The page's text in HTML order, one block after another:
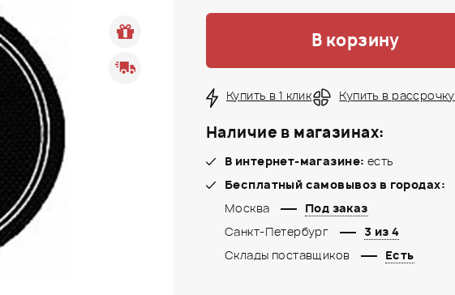
В корзину
Купить в 1 клик Купить в рассрочку
Наличие в магазинах:
В интернет-магазине: есть
Бесплатный самовывоз в городах:
Москва
Под заказ
Санкт-Петербург
3 из 4
Склады поставщиков
Есть